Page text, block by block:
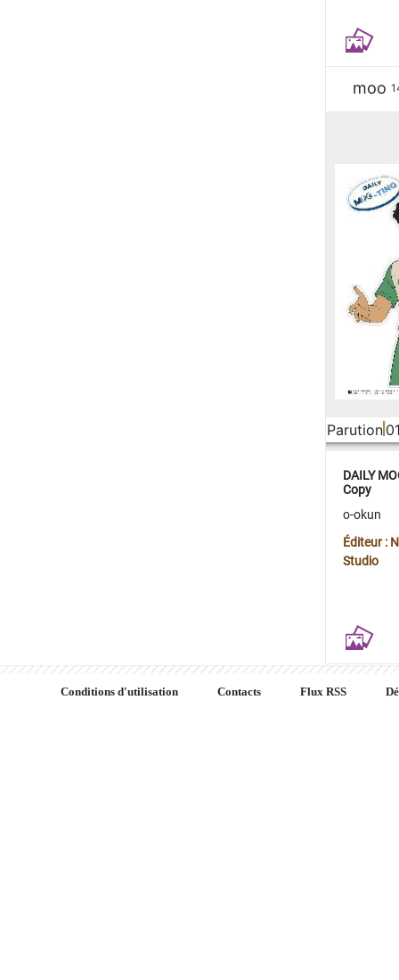
moo
Parution
DAILY
Copy
o-okun
Éditeur :
Studio
Conditions d'utilisation Contacts Flux RSS